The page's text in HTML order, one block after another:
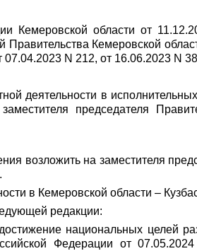
Кемеровской области от
Правительства Кемеровской
N 212, от 16.06.2023 N
деятельности в
председателя
возложить на заместителя
в Кемеровской области –
редакции:
национальных целей
Федерации от